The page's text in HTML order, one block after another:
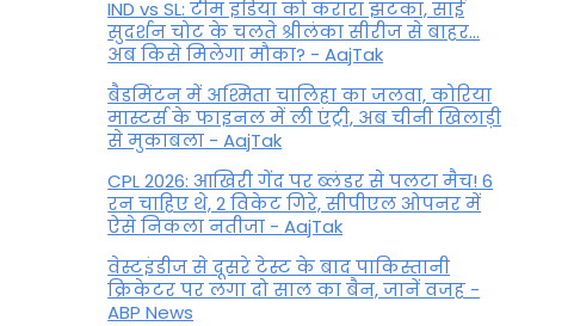
IND vs SL: टीम इंड‍िया को करारा झटका, साई
सुदर्शन चोट के चलते श्रीलंका सीरीज से बाहर...
अब किसे म‍िलेगा मौका? - AajTak
बैडमिंटन में अश्मिता चालिहा का जलवा, कोरिया
मास्टर्स के फाइनल में ली एंट्री, अब चीनी खिलाड़ी
से मुकाबला - AajTak
CPL 2026: आखिरी गेंद पर ब्लंडर से पलटा मैच! 6
रन चाहिए थे, 2 विकेट गिरे, सीपीएल ओपनर में
ऐसे न‍िकला नतीजा - AajTak
वेस्टइंडीज से दूसरे टेस्ट के बाद पाकिस्तानी
क्रिकेटर पर लगा दो साल का बैन, जानें वजह -
ABP News